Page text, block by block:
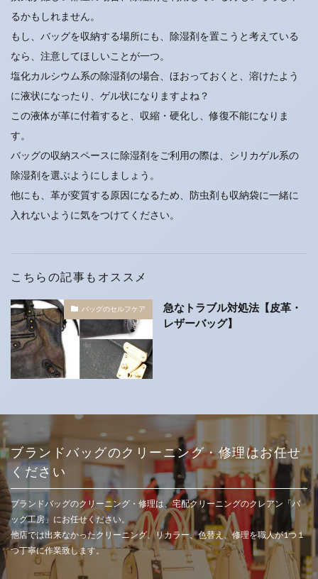
るかもしれません。
もし、バッグを収納する場所にも、除湿剤を置こうと考えている
なら、注意してほしいことが一つ。
塩化カルシウム系の除湿剤の場合、ほおっておくと、溶けたよう
に液状になったり、ゲル状になりますよね？
この液体が革に付着すると、収縮・硬化し、修復不能になりま
す。
バッグの収納スペースに除湿剤をご利用の際は、シリカゲル系の
除湿剤を選ぶようにしましょう。
他にも、革が変質する原因になるため、防虫剤も収納袋に一緒に
入れないように気をつけてください。
こちらの記事もオススメ
バッグのセルフケア
急なトラブル対処法【皮革・
レザーバッグ】
ブランドバッグのクリーニング・修理はお任せ
ください
ブランドバッグのクリーニング・修理は、宅配クリーニングのクレアン「バ
ッグ工房」にお任せください。
他店では出来なかったクリーニング、リカラー、色替え、修理を職人が1つ１
つ丁寧に作業致します。